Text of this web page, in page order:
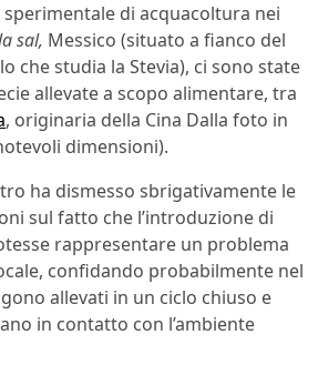
di acquacoltura nei
sal, Messico (situato a fianco del
che studia la Stevia), ci sono state
allevate a scopo alimentare, tra
, originaria della Cina Dalla foto in
dimensioni).
ha dismesso sbrigativamente le
sul fatto che l’introduzione di
rappresentare un problema
confidando probabilmente nel
allevati in un ciclo chiuso e
in contatto con l’ambiente